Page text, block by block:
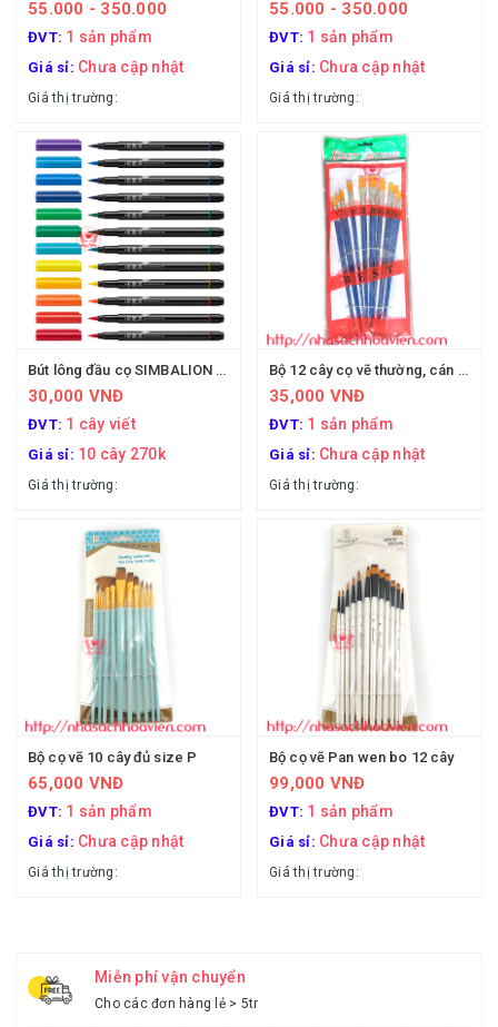
55.000 - 350.000
ĐVT: 1 sản phẩm
Giá sỉ: Chưa cập nhật
Giá thị trường:
55.000 - 350.000
ĐVT: 1 sản phẩm
Giá sỉ: Chưa cập nhật
Giá thị trường:
Bút lông đầu cọ SIMBALION Đài loan
30,000 VNĐ
ĐVT: 1 cây viết
Giá sỉ: 10 cây 270k
Giá thị trường:
Bộ 12 cây cọ vẽ thường, cán xanh
35,000 VNĐ
ĐVT: 1 sản phẩm
Giá sỉ: Chưa cập nhật
Giá thị trường:
Bộ cọ vẽ 10 cây đủ size P
65,000 VNĐ
ĐVT: 1 sản phẩm
Giá sỉ: Chưa cập nhật
Giá thị trường:
Bộ cọ vẽ Pan wen bo 12 cây
99,000 VNĐ
ĐVT: 1 sản phẩm
Giá sỉ: Chưa cập nhật
Giá thị trường:
Miễn phí vận chuyển
Cho các đơn hàng lẻ > 5tr